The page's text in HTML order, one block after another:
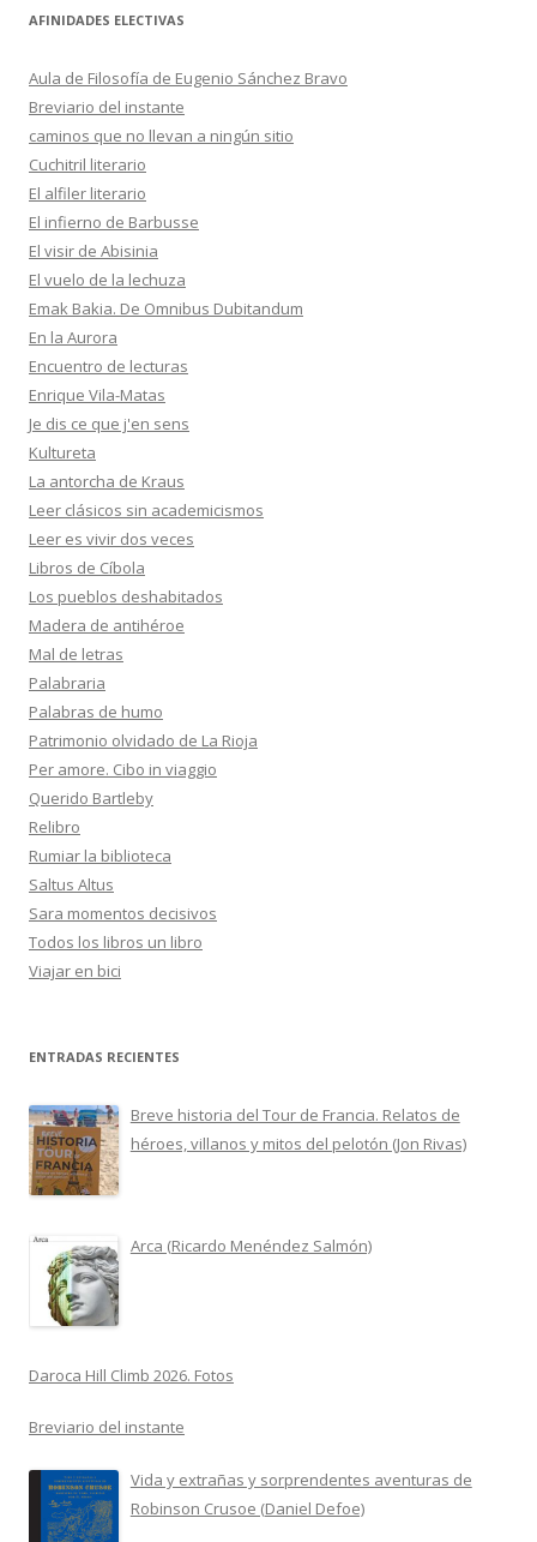
AFINIDADES ELECTIVAS
Aula de Filosofía de Eugenio Sánchez Bravo
Breviario del instante
caminos que no llevan a ningún sitio
Cuchitril literario
El alfiler literario
El infierno de Barbusse
El visir de Abisinia
El vuelo de la lechuza
Emak Bakia. De Omnibus Dubitandum
En la Aurora
Encuentro de lecturas
Enrique Vila-Matas
Je dis ce que j'en sens
Kultureta
La antorcha de Kraus
Leer clásicos sin academicismos
Leer es vivir dos veces
Libros de Cíbola
Los pueblos deshabitados
Madera de antihéroe
Mal de letras
Palabraria
Palabras de humo
Patrimonio olvidado de La Rioja
Per amore. Cibo in viaggio
Querido Bartleby
Relibro
Rumiar la biblioteca
Saltus Altus
Sara momentos decisivos
Todos los libros un libro
Viajar en bici
ENTRADAS RECIENTES
Breve historia del Tour de Francia. Relatos de
héroes, villanos y mitos del pelotón (Jon Rivas)
Arca (Ricardo Menéndez Salmón)
Daroca Hill Climb 2026. Fotos
Breviario del instante
Vida y extrañas y sorprendentes aventuras de
Robinson Crusoe (Daniel Defoe)